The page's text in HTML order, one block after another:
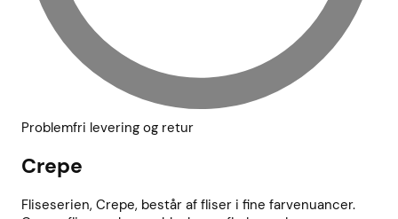
Problemfri levering og retur
Crepe
Fliseserien, Crepe, består af fliser i fine farvenuancer.